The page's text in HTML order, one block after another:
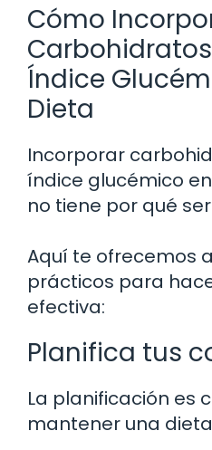
Cómo
Índice
Dieta
Incorporar
índice glucémico
no tiene por qué
Aquí te ofrecemos
prácticos para
efectiva:
Planifica tus
La planificación es
mantener una